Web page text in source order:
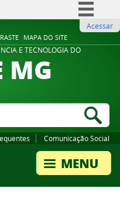
MAPA DO SITE
Comunica BR
Participe
Legislação
Acessar
E TECNOLOGIA DO
MG
Comunicação Social